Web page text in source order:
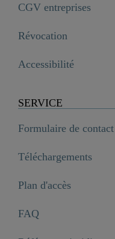
CGV entreprises
Révocation
Accessibilité
SERVICE
Formulaire de contact
Téléchargements
Plan d'accès
FAQ